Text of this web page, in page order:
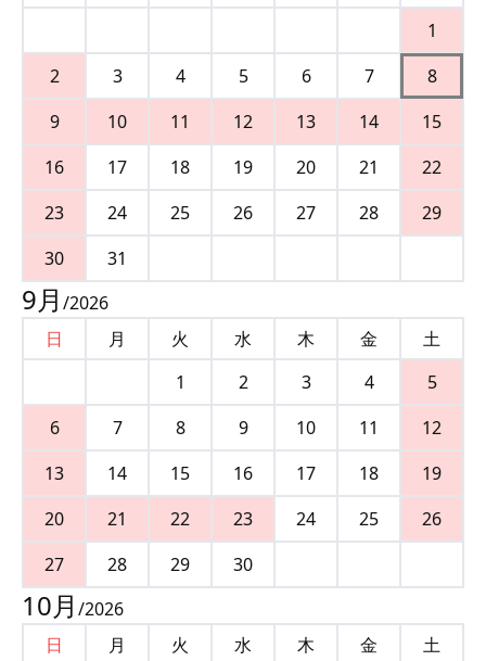
1
2
3 4 5 6 7
8
9
10 11 12 13 14
15
16
17 18 19 20 21
22
23
24 25 26 27 28
29
30
31
9月 /2026
日
月 火 水 木 金
土
1
2 3 4
5
6
7 8 9 10 11
12
13
14 15 16 17 18
19
20
21 22 23 24 25
26
27
28 29 30
10月 /2026
日
月 火 水 木 金
土